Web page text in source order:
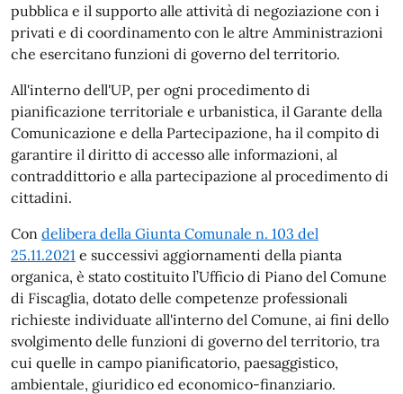
pubblica e il supporto alle attività di negoziazione con i
privati e di coordinamento con le altre Amministrazioni
che esercitano funzioni di governo del territorio.
All'interno dell'UP, per ogni procedimento di
pianificazione territoriale e urbanistica, il Garante della
Comunicazione e della Partecipazione, ha il compito di
garantire il diritto di accesso alle informazioni, al
contraddittorio e alla partecipazione al procedimento di
cittadini.
Con delibera della Giunta Comunale n. 103 del
25.11.2021 e successivi aggiornamenti della pianta
organica, è stato costituito l’Ufficio di Piano del Comune
di Fiscaglia, dotato delle competenze professionali
richieste individuate all'interno del Comune, ai fini dello
svolgimento delle funzioni di governo del territorio, tra
cui quelle in campo pianificatorio, paesaggistico,
ambientale, giuridico ed economico-finanziario.